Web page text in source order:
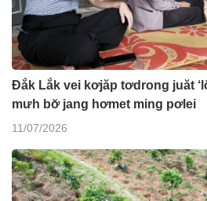
Đắk Lắk vei kơjăp tơdrong juăt
mưh bơ̆ jang hơmet ming pơlei
11/07/2026